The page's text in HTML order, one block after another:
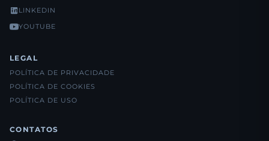
LINKEDIN
YOUTUBE
LEGAL
POLÍTICA DE PRIVACIDADE
POLÍTICA DE COOKIES
POLÍTICA DE USO
CONTATOS